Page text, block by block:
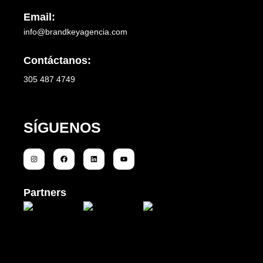
Email:
info@brandkeyagencia.com
Contáctanos:
305 487 4749
SÍGUENOS
Partners